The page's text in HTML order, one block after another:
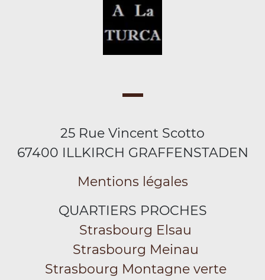
25 Rue Vincent Scotto
67400 ILLKIRCH GRAFFENSTADEN
Mentions légales
QUARTIERS PROCHES
Strasbourg Elsau
Strasbourg Meinau
Strasbourg Montagne verte